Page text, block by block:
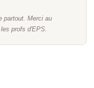
partout. Merci au
profs d'EPS.